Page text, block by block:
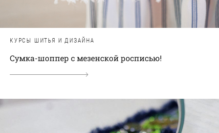
КУРСЫ ШИТЬЯ И ДИЗАЙНА
Сумка-шоппер с мезенской росписью!